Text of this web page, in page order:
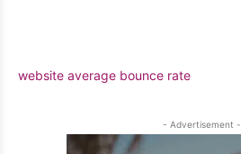
website average bounce rate
- Advertisement -